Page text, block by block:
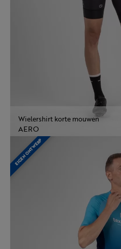
Wielershirt korte mouwen
AERO
EIGEN ONTWERP